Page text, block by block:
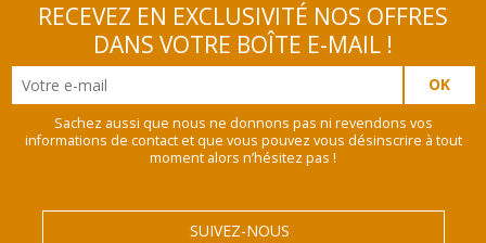
RECEVEZ EN EXCLUSIVITÉ NOS OFFRES
DANS VOTRE BOÎTE E-MAIL !
Sachez aussi que nous ne donnons pas ni revendons vos
informations de contact et que vous pouvez vous désinscrire à tout
moment alors n’hésitez pas !
SUIVEZ-NOUS